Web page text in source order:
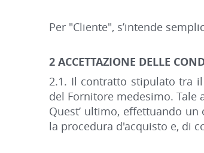
Per "Cliente", s’intende
2 ACCETTAZIONE DELLE
2.1. Il contratto stipulato tra
del Fornitore medesimo.
Quest’ ultimo, effettuando
la procedura d'acquisto e, di